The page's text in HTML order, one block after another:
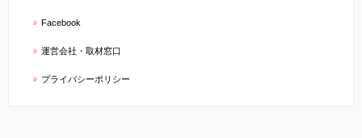
Facebook
運営会社・取材窓口
プライバシーポリシー